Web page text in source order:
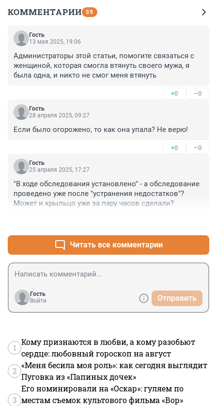
КОММЕНТАРИИ 59
Гость
13 мая 2025, 19:06
Администраторы этой статьи, помогите связаться с
женщиной, которая смогла втянуть своего мужа, я
была одна, и никто не смог меня втянуть
+0 –0
Гость
28 апреля 2025, 09:27
Если было огорожено, то как она упала? Не верю!
+0 –0
Гость
25 апреля 2025, 17:27
"В ходе обследования установлено" - а обследование
проведено уже после "устранения недостатков"?
Может и крыльцо уже за пару часов сделали?
Читать все комментарии
Гость
Войти
Отправить
1
Кому признаются в любви, а кому разобьют
сердце: любовный гороскоп на август
2
«Меня бесила моя роль»: как сегодня выглядит
Пуговка из «Папиных дочек»
3
Его номинировали на «Оскар»: гуляем по
местам съемок культового фильма «Вор»